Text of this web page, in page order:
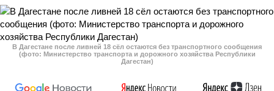
В Дагестане после ливней 18 сёл остаются без транспортного сообщения
(фото: Министерство транспорта и дорожного хозяйства Республики
Дагестан)